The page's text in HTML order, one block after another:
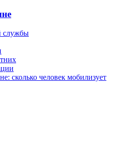
службы
сколько человек мобилизует